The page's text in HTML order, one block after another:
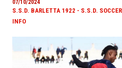
07/10/2024
S.S.D. BARLETTA 1922 - S.S.D.
INFO